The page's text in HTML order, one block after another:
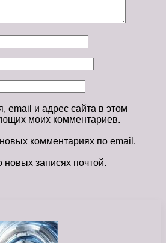
email и адрес сайта в этом
моих комментариев.
комментариях по email.
записях почтой.